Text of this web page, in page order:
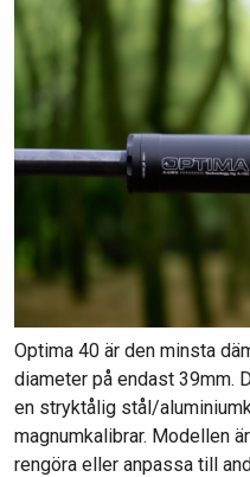
Optima 40 är den minsta
diameter på endast 39mm.
en stryktålig stål/
magnumkalibrar. Modellen
rengöra eller anpassa till